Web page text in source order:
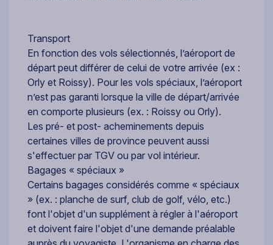
Transport
En fonction des vols sélectionnés, l’aéroport de
départ peut différer de celui de votre arrivée (ex :
Orly et Roissy). Pour les vols spéciaux, l’aéroport
n’est pas garanti lorsque la ville de départ/arrivée
en comporte plusieurs (ex. : Roissy ou Orly).
Les pré- et post- acheminements depuis
certaines villes de province peuvent aussi
s'effectuer par TGV ou par vol intérieur.
Bagages « spéciaux »
Certains bagages considérés comme « spéciaux
» (ex. : planche de surf, club de golf, vélo, etc.)
font l'objet d'un supplément à régler à l'aéroport
et doivent faire l'objet d'une demande préalable